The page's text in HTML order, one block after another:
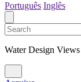
Português Inglês
Water Design